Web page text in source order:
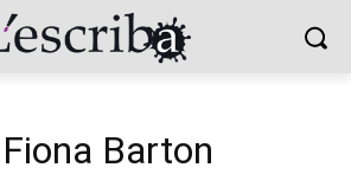
Barton